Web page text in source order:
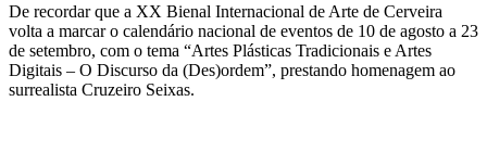
De recordar que a XX Bienal Internacional de Arte de Cerveira
volta a marcar o calendário nacional de eventos de 10 de agosto a 23
de setembro, com o tema “Artes Plásticas Tradicionais e Artes
Digitais – O Discurso da (Des)ordem”, prestando homenagem ao
surrealista Cruzeiro Seixas.